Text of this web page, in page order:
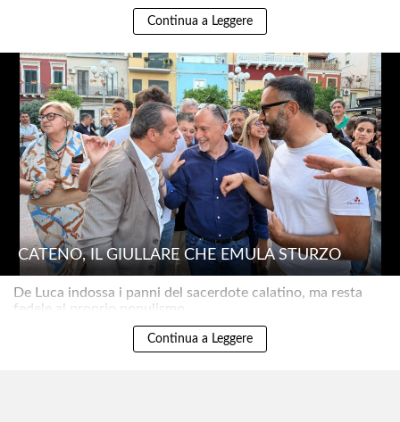
Continua a Leggere
CATENO, IL GIULLARE CHE EMULA STURZO
De Luca indossa i panni del sacerdote calatino, ma resta
fedele al proprio populismo..
Continua a Leggere